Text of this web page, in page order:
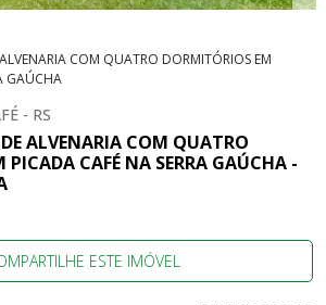
ALVENARIA COM QUATRO DORMITÓRIOS EM
GAÚCHA
- RS
ALVENARIA COM QUATRO
PICADA CAFÉ NA SERRA GAÚCHA -
ESTE IMÓVEL